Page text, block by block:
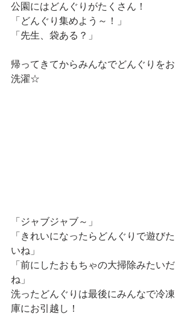
公園にはどんぐりがたくさん！
「どんぐり集めよう～！」
「先生、袋ある？」
帰ってきてからみんなでどんぐりをお
洗濯☆
「ジャブジャブ～」
「きれいになったらどんぐりで遊びた
いね」
「前にしたおもちゃの大掃除みたいだ
ね」
洗ったどんぐりは最後にみんなで冷凍
庫にお引越し！